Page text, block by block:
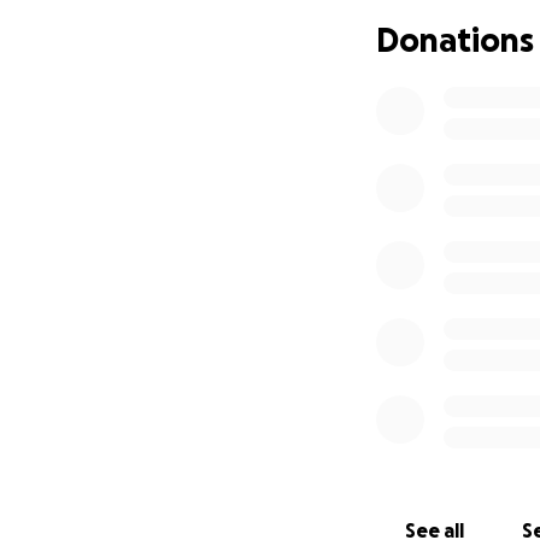
DTS is opgedeeld
Donations
See all